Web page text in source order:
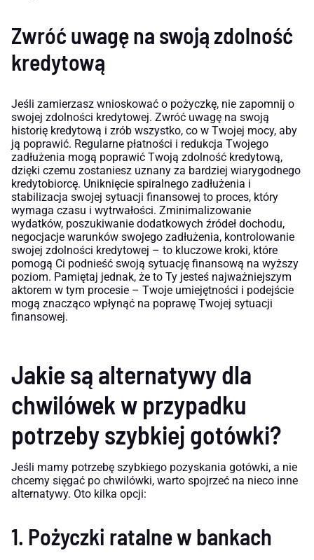
Zwróć uwagę na swoją zdolność
kredytową
Jeśli zamierzasz wnioskować o pożyczkę, nie zapomnij o
swojej zdolności kredytowej. Zwróć uwagę na swoją
historię kredytową i zrób wszystko, co w Twojej mocy, aby
ją poprawić. Regularne płatności i redukcja Twojego
zadłużenia mogą poprawić Twoją zdolność kredytową,
dzięki czemu zostaniesz uznany za bardziej wiarygodnego
kredytobiorcę. Uniknięcie spiralnego zadłużenia i
stabilizacja swojej sytuacji finansowej to proces, który
wymaga czasu i wytrwałości. Zminimalizowanie
wydatków, poszukiwanie dodatkowych źródeł dochodu,
negocjacje warunków swojego zadłużenia, kontrolowanie
swojej zdolności kredytowej – to kluczowe kroki, które
pomogą Ci podnieść swoją sytuację finansową na wyższy
poziom. Pamiętaj jednak, że to Ty jesteś najważniejszym
aktorem w tym procesie – Twoje umiejętności i podejście
mogą znacząco wpłynąć na poprawę Twojej sytuacji
finansowej.
Jakie są alternatywy dla
chwilówek w przypadku
potrzeby szybkiej gotówki?
Jeśli mamy potrzebę szybkiego pozyskania gotówki, a nie
chcemy sięgać po chwilówki, warto spojrzeć na nieco inne
alternatywy. Oto kilka opcji:
1. Pożyczki ratalne w bankach